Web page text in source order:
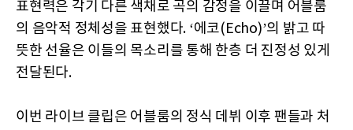
표현력은 각기 다른 색채로 곡의 감정을 이끌며 어블룸
의 음악적 정체성을 표현했다. ‘에코(Echo)’의 밝고 따
뜻한 선율은 이들의 목소리를 통해 한층 더 진정성 있게
전달된다.
이번 라이브 클립은 어블룸의 정식 데뷔 이후 팬들과 처